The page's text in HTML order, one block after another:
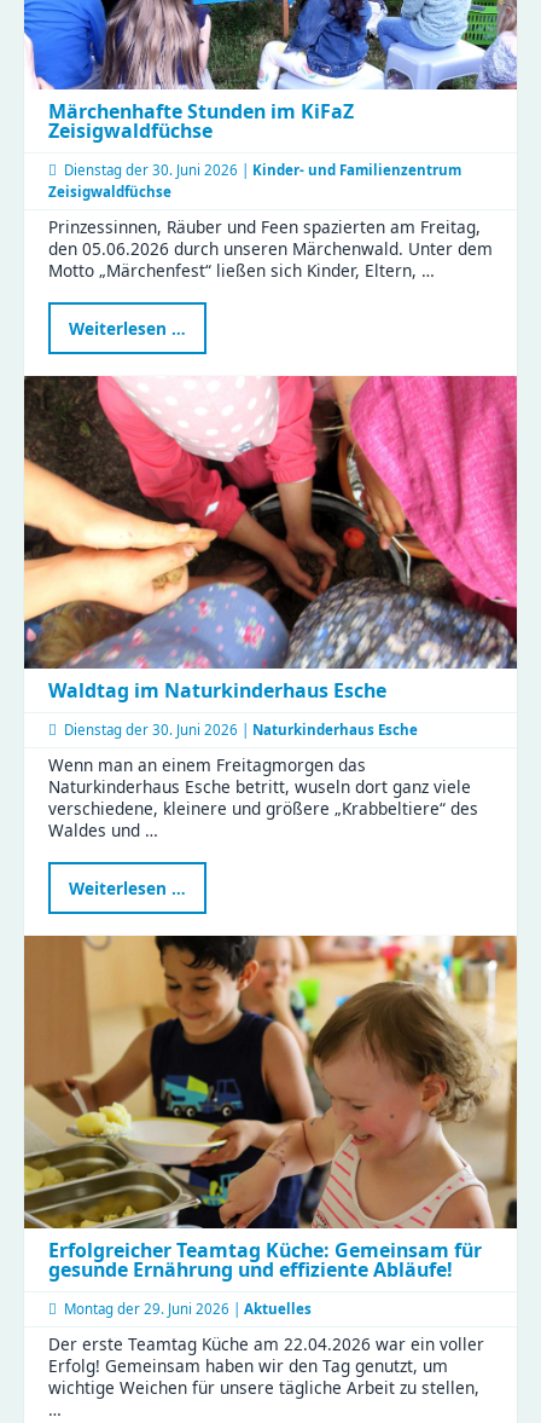
Märchenhafte Stunden im KiFaZ
Zeisigwaldfüchse
Dienstag der 30. Juni 2026 | Kinder- und Familienzentrum
Zeisigwaldfüchse
Prinzessinnen, Räuber und Feen spazierten am Freitag,
den 05.06.2026 durch unseren Märchenwald. Unter dem
Motto „Märchenfest“ ließen sich Kinder, Eltern, …
Weiterlesen …
Stunden
Zeisigwaldfüchse
Waldtag im Naturkinderhaus Esche
Dienstag der 30. Juni 2026 | Naturkinderhaus Esche
Wenn man an einem Freitagmorgen das
Naturkinderhaus Esche betritt, wuseln dort ganz viele
verschiedene, kleinere und größere „Krabbeltiere“ des
Waldes und …
Weiterlesen …
im
Naturkinderhaus
Esche
Erfolgreicher Teamtag Küche: Gemeinsam für
gesunde Ernährung und effiziente Abläufe!
Montag der 29. Juni 2026 | Aktuelles
Der erste Teamtag Küche am 22.04.2026 war ein voller
Erfolg! Gemeinsam haben wir den Tag genutzt, um
wichtige Weichen für unsere tägliche Arbeit zu stellen,
…